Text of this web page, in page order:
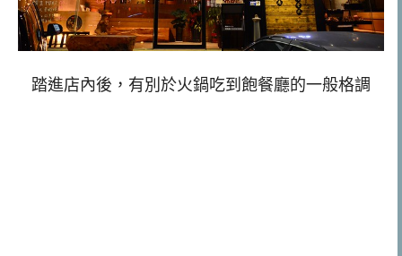
踏進店內後，有別於火鍋吃到飽餐廳的一般格調